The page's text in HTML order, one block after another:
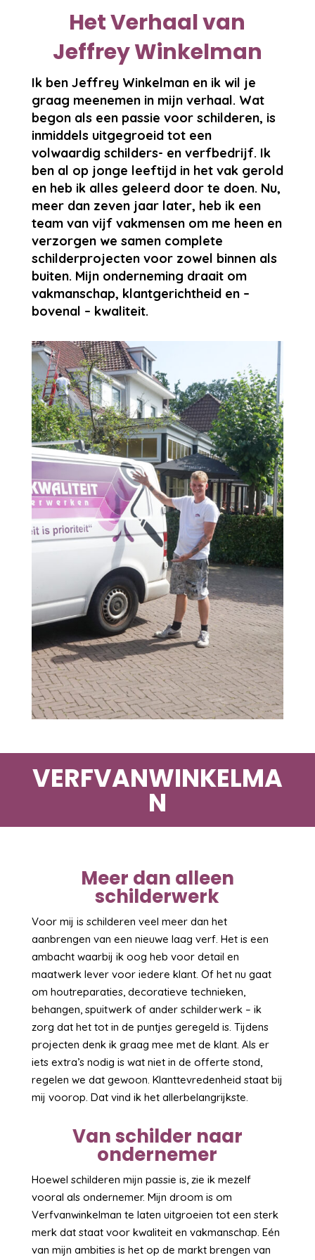
Het Verhaal van
Jeffrey Winkelman
Ik ben Jeffrey Winkelman en ik wil je
graag meenemen in mijn verhaal. Wat
begon als een passie voor schilderen, is
inmiddels uitgegroeid tot een
volwaardig schilders- en verfbedrijf. Ik
ben al op jonge leeftijd in het vak gerold
en heb ik alles geleerd door te doen. Nu,
meer dan zeven jaar later, heb ik een
team van vijf vakmensen om me heen en
verzorgen we samen complete
schilderprojecten voor zowel binnen als
buiten. Mijn onderneming draait om
vakmanschap, klantgerichtheid en –
bovenal – kwaliteit.
VERFVANWINKELMA
N
Meer dan alleen
schilderwerk
Voor mij is schilderen veel meer dan het
aanbrengen van een nieuwe laag verf. Het is een
ambacht waarbij ik oog heb voor detail en
maatwerk lever voor iedere klant. Of het nu gaat
om houtreparaties, decoratieve technieken,
behangen, spuitwerk of ander schilderwerk – ik
zorg dat het tot in de puntjes geregeld is. Tijdens
projecten denk ik graag mee met de klant. Als er
iets extra’s nodig is wat niet in de offerte stond,
regelen we dat gewoon. Klanttevredenheid staat bij
mij voorop. Dat vind ik het allerbelangrijkste.
Van schilder naar
ondernemer
Hoewel schilderen mijn passie is, zie ik mezelf
vooral als ondernemer. Mijn droom is om
Verfvanwinkelman te laten uitgroeien tot een sterk
merk dat staat voor kwaliteit en vakmanschap. Eén
van mijn ambities is het op de markt brengen van